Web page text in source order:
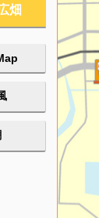
畑